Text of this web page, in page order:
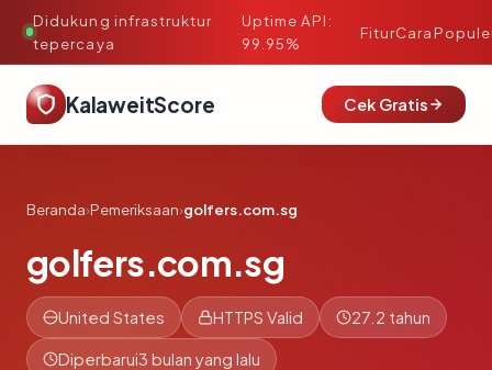
Didukung infrastruktur
tepercaya
·
Uptime API:
99.95%
FiturCara
KalaweitScore Cek Gratis
Beranda›Pemeriksaan›golfers.com.sg
golfers.com.sg
United States HTTPS Valid 27.2 tahun
Diperbarui3 bulan yang lalu